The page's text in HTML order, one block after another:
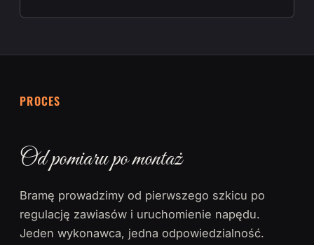
PROCES
Od pomiaru po montaż
Bramę prowadzimy od pierwszego szkicu po
regulację zawiasów i uruchomienie napędu.
Jeden wykonawca, jedna odpowiedzialność.